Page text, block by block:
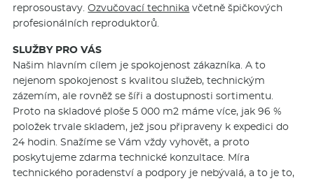
reprosoustavy.Ozvučovací technika včetně špičkových
profesionálních reproduktorů.
SLUŽBY PRO VÁS
Našim hlavním cílem je spokojenost zákazníka. A to
nejenom spokojenost s kvalitou služeb, technickým
zázemím, ale rovněž se šíři a dostupnosti sortimentu.
Proto na skladové ploše 5 000 m2 máme více, jak 96 %
položek trvale skladem, jež jsou připraveny k expedici do
24 hodin. Snažíme se Vám vždy vyhovět, a proto
poskytujeme zdarma technické konzultace. Míra
technického poradenství a podpory je nebývalá, a to je to,